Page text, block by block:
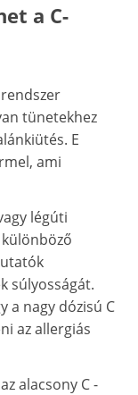
a C-
tünetekhez
E
ami
légúti
súlyosságát.
a nagy dózisú C
az allergiás
alacsony C -